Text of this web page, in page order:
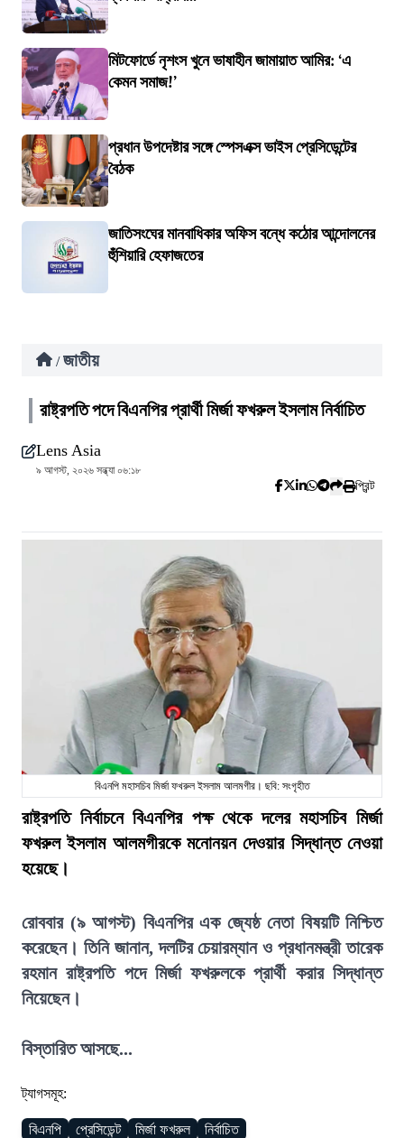
মিটফোর্ডে নৃশংস খুনে ভাষাহীন জামায়াত আমির: ‘এ
কেমন সমাজ!’
প্রধান উপদেষ্টার সঙ্গে স্পেসএক্স ভাইস প্রেসিডেন্টের
বৈঠক
জাতিসংঘের মানবাধিকার অফিস বন্ধে কঠোর আন্দোলনের
হুঁশিয়ারি হেফাজতের
/ জাতীয়
রাষ্ট্রপতি পদে বিএনপির প্রার্থী মির্জা ফখরুল ইসলাম নির্বাচিত
Lens Asia
৯ আগস্ট, ২০২৬ সন্ধ্যা ০৬:১৮
প্রিন্ট
বিএনপি মহাসচিব মির্জা ফখরুল ইসলাম আলমগীর। ছবি: সংগৃহীত
রাষ্ট্রপতি নির্বাচনে বিএনপির পক্ষ থেকে দলের মহাসচিব মির্জা
ফখরুল ইসলাম আলমগীরকে মনোনয়ন দেওয়ার সিদ্ধান্ত নেওয়া
হয়েছে।
রোববার (৯ আগস্ট) বিএনপির এক জ্যেষ্ঠ নেতা বিষয়টি নিশ্চিত
করেছেন। তিনি জানান, দলটির চেয়ারম্যান ও প্রধানমন্ত্রী তারেক
রহমান রাষ্ট্রপতি পদে মির্জা ফখরুলকে প্রার্থী করার সিদ্ধান্ত
নিয়েছেন।
বিস্তারিত আসছে...
ট্যাগসমূহ:
বিএনপি প্রেসিডেন্ট মির্জা ফখরুল নির্বাচিত